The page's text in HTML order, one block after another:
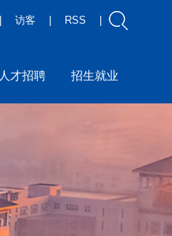
访客 RSS
人才招聘 招生就业